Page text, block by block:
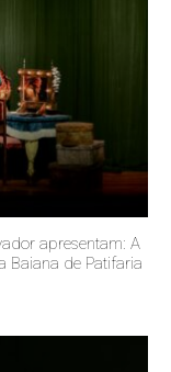
apresentam: A
Baiana de Patifaria